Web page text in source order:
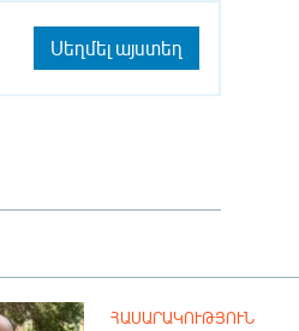
Սեղմել այստեղ
ՀԱՍԱՐԱԿՈՒԹՅՈՒՆ